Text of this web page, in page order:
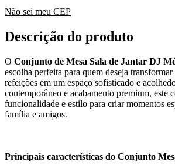
Não sei meu CEP
Descrição do produto
O Conjunto de Mesa Sala de Jantar DJ
escolha perfeita para quem deseja
refeições em um espaço sofisticado e
contemporâneo e acabamento premium, este
funcionalidade e estilo para criar momentos
família e amigos.
Principais características do Conjunto